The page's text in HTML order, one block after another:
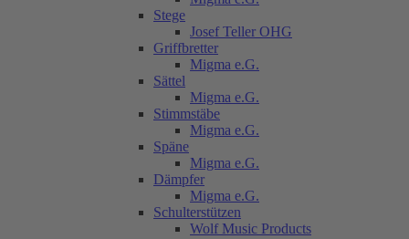
Stege
Josef Teller OHG
Griffbretter
Migma e.G.
Sättel
Migma e.G.
Stimmstäbe
Migma e.G.
Späne
Migma e.G.
Dämpfer
Migma e.G.
Schulterstützen
Wolf Music Products